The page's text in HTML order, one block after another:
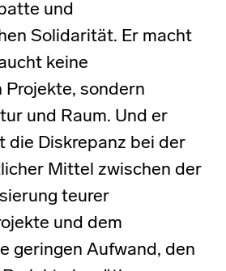
und
Solidarität. Er macht
keine
Projekte, sondern
und Raum. Und er
die Diskrepanz bei der
Mittel zwischen der
teurer
und dem
geringen Aufwand, den